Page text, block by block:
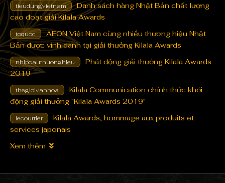
tieudungvietnam
Danh sách hàng Nhật Bản chất lượng
cao đoạt giải Kilala Awards
toquoc
AEON Việt Nam cùng nhiều thương hiệu Nhật
Bản được vinh danh tại giải thưởng Kilala Awards
nhipcauthuonghieu
Phát động giải thưởng Kilala Awards
2019
thegioivanhoa
Kilala Communication chính thức khởi
động giải thưởng "Kilala Awards 2019"
lecourrier
Kilala Awards, hommage aux produits et
services japonais
Xem thêm